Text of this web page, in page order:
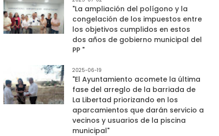
"La ampliación del polígono y la
congelación de los impuestos entre
los objetivos cumplidos en estos
dos años de gobierno municipal del
PP "
2025-06-19
"El Ayuntamiento acomete la última
fase del arreglo de la barriada de
La Libertad priorizando en los
aparcamientos que darán servicio a
vecinos y usuarios de la piscina
municipal"